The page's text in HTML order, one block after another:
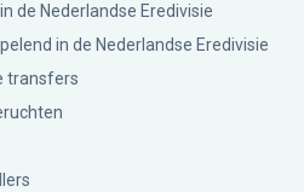
de Nederlandse Eredivisie
in de Nederlandse Eredivisie
transfers